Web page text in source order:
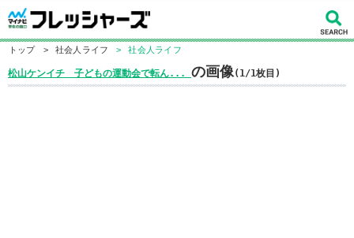
トップ > 社会人ライフ > 社会人ライフ
松山ケンイチ 子どもの運動会で転ん... の画像(1/1枚目)